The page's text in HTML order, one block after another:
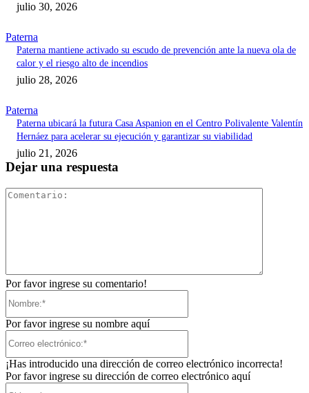
julio 30, 2026
Paterna
Paterna mantiene activado su escudo de prevención ante la nueva ola de
calor y el riesgo alto de incendios
julio 28, 2026
Paterna
Paterna ubicará la futura Casa Aspanion en el Centro Polivalente Valentín
Hernáez para acelerar su ejecución y garantizar su viabilidad
julio 21, 2026
Dejar una respuesta
Por favor ingrese su comentario!
Por favor ingrese su nombre aquí
¡Has introducido una dirección de correo electrónico incorrecta!
Por favor ingrese su dirección de correo electrónico aquí